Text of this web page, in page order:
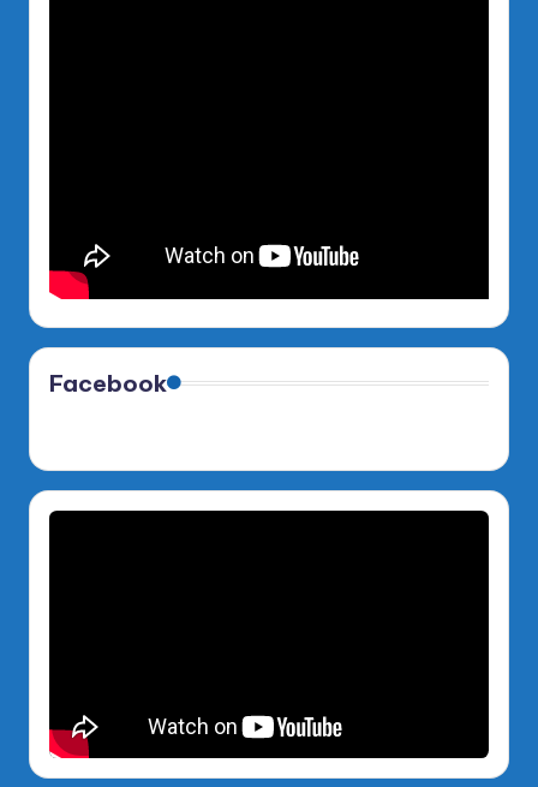
Facebook